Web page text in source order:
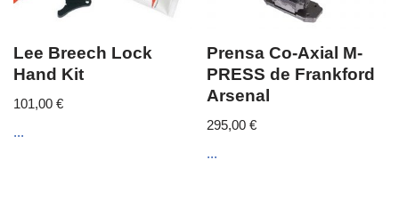
Lee Breech Lock
Hand Kit
101,00 €
...
Prensa Co-Axial M-
PRESS de Frankford
Arsenal
295,00€
...